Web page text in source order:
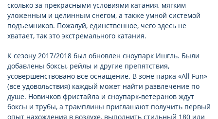
сколько за прекрасными условиями катания, мягким
уложенным и целинным снегом, а также умной системой
подъемников. Пожалуй, единственное, чего здесь не
хватает, так это экстремального катания.
К сезону 2017/2018 был обновлен сноупарк Ишгль. Были
добавлены боксы, рейлы и другие препятствия,
усовершенствовано все оснащение. В зоне парка «All Fun»
(все удовольствия) каждый может найти развлечение по
душе. Новичков фристайла и сноупарк-ветеранов ждут
боксы и трубы, а трамплины приглашают получить первый
опыт нахождения в воздухе, выполнить стильный 180 или